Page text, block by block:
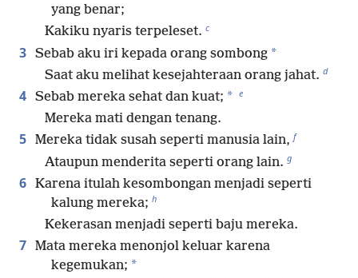
yang benar;
Kakiku nyaris terpeleset. c
3 Sebab aku iri kepada orang sombong *
Saat aku melihat kesejahteraan orang jahat. d
4 Sebab mereka sehat dan kuat; * e
Mereka mati dengan tenang.
5 Mereka tidak susah seperti manusia lain, f
Ataupun menderita seperti orang lain. g
6 Karena itulah kesombongan menjadi seperti
kalung mereka; h
Kekerasan menjadi seperti baju mereka.
7 Mata mereka menonjol keluar karena
kegemukan; *